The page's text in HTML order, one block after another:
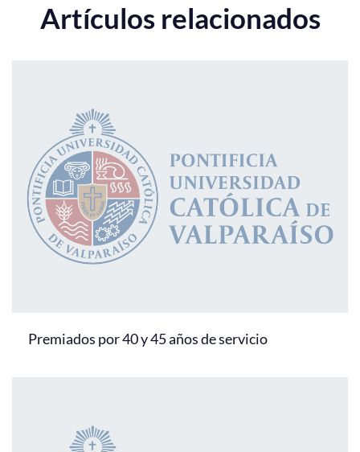
Artículos relacionados
Premiados por 40 y 45 años de servicio